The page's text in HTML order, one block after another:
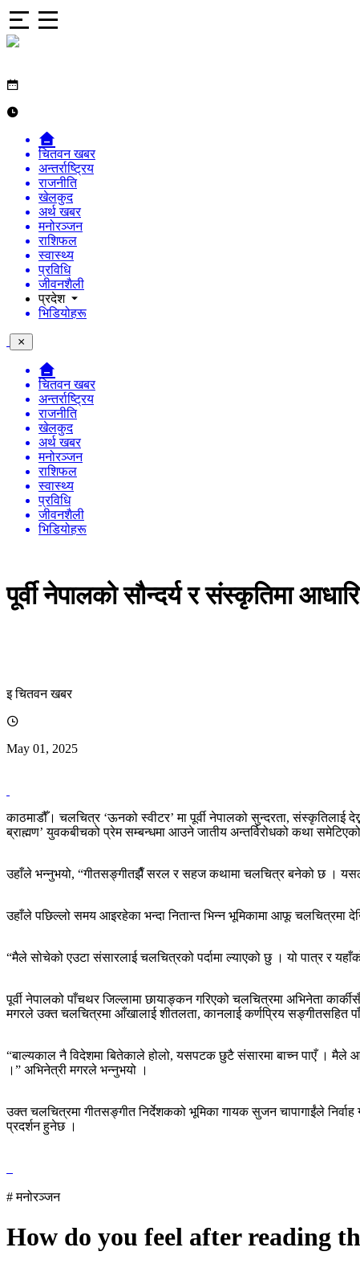
चितवन खबर
अन्तर्राष्ट्रिय
राजनीति
खेलकुद
अर्थ खबर
मनोरञ्जन
राशिफल
स्वास्थ्य
प्रविधि
जीवनशैली
प्रदेश
भिडियोहरू
चितवन खबर
अन्तर्राष्ट्रिय
राजनीति
खेलकुद
अर्थ खबर
मनोरञ्जन
राशिफल
स्वास्थ्य
प्रविधि
जीवनशैली
भिडियोहरू
पूर्वी नेपालको सौन्दर्य र संस्कृतिमा
इ चितवन खबर
May 01, 2025
काठमाडौँ। चलचित्र ‘ऊनको स्वीटर’ मा पूर्वी नेपालको सुन्दरता, संस्कृतिलाई
ब्राह्मण’ युवकबीचको प्रेम सम्बन्धमा आउने जातीय अन्तर्विरोधको कथा
उहाँले भन्नुभयो, “गीतसङ्गीतझैँ सरल र सहज कथामा चलचित्र बनेको छ । यसले
उहाँले पछिल्लो समय आइरहेका भन्दा नितान्त भिन्न भूमिकामा आफू
“मैले सोचेको एउटा संसारलाई चलचित्रको पर्दामा ल्याएको छु । यो पात्र र
पूर्वी नेपालको पाँचथर जिल्लामा छायाङ्कन गरिएको चलचित्रमा अभिनेता
मगरले उक्त चलचित्रमा आँखालाई शीतलता, कानलाई कर्णप्रिय सङ्गीतसहित
“बाल्यकाल नै विदेशमा बितेकाले होलो, यसपटक छुटै संसारमा बाच्न पाएँ ।
।” अभिनेत्री मगरले भन्नुभयो ।
उक्त चलचित्रमा गीतसङ्गीत निर्देशकको भूमिका गायक सुजन चापागाईंले
प्रदर्शन हुनेछ ।
# मनोरञ्जन
How do you feel after reading